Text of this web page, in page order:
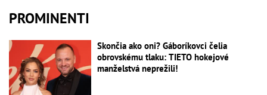
PROMINENTI
Skončia ako oni? Gáboríkovci čelia
obrovskému tlaku: TIETO hokejové
manželstvá neprežili!